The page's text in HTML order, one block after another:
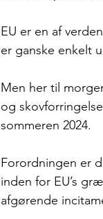
EU er en af
er ganske enkelt
Men her til
og
sommeren 2024.
Forordningen er
inden for EU’s
afgørende